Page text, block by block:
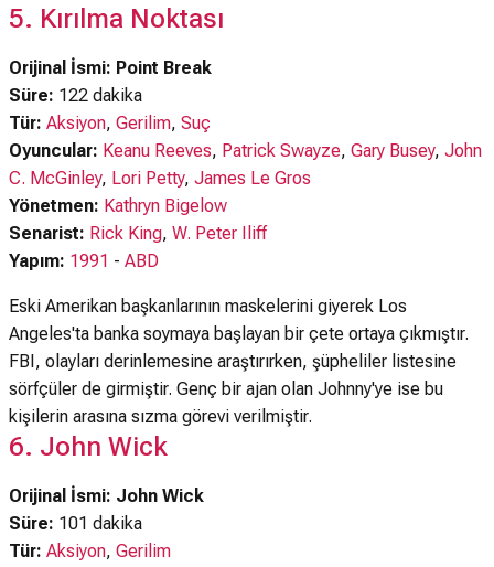
5. Kırılma Noktası
Orijinal İsmi: Point Break
Süre: 122 dakika
Tür: Aksiyon, Gerilim, Suç
Oyuncular: Keanu Reeves, Patrick Swayze, Gary Busey, John
C. McGinley, Lori Petty, James Le Gros
Yönetmen: Kathryn Bigelow
Senarist: Rick King, W. Peter Iliff
Yapım: 1991 - ABD
Eski Amerikan başkanlarının maskelerini giyerek Los
Angeles'ta banka soymaya başlayan bir çete ortaya çıkmıştır.
FBI, olayları derinlemesine araştırırken, şüpheliler listesine
sörfçüler de girmiştir. Genç bir ajan olan Johnny'ye ise bu
kişilerin arasına sızma görevi verilmiştir.
6. John Wick
Orijinal İsmi: John Wick
Süre: 101 dakika
Tür: Aksiyon, Gerilim